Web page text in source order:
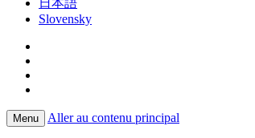
Slovensky
Menu Aller au contenu principal